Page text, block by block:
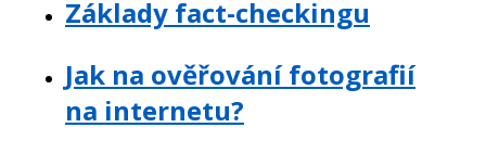
Základy fact-checkingu
Jak na ověřování fotografií
na internetu?